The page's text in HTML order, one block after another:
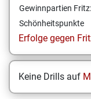
Gewinnpartien Fritz:
Schönheitspunkte
Erfolge gegen
Keine Drills auf